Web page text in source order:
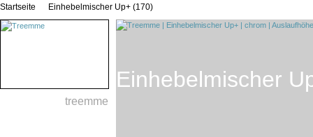
Startseite Einhebelmischer Up+ (170)
treemme
Einhebelmischer